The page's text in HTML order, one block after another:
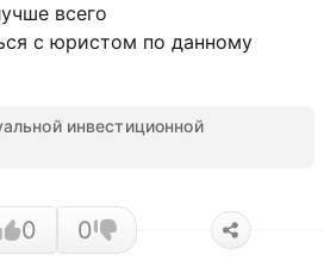
всего
с юристом по данному
инвестиционной
0 0